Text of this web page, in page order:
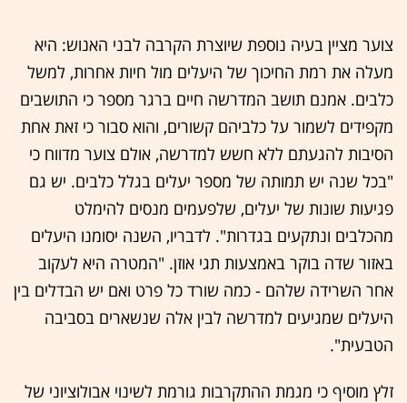
צוער מציין בעיה נוספת שיוצרת הקרבה לבני האנוש: היא
מעלה את רמת החיכוך של היעלים מול חיות אחרות, למשל
כלבים. אמנם תושב המדרשה חיים ברגר מספר כי התושבים
מקפידים לשמור על כלביהם קשורים, והוא סבור כי זאת אחת
הסיבות להגעתם ללא חשש למדרשה, אולם צוער מדווח כי
"בכל שנה יש תמותה של מספר יעלים בגלל כלבים. יש גם
פגיעות שונות של יעלים, שלפעמים מנסים להימלט
מהכלבים ונתקעים בגדרות". לדבריו, השנה יסומנו היעלים
באזור שדה בוקר באמצעות תגי אוזן. "המטרה היא לעקוב
אחר השרידה שלהם - כמה שורד כל פרט ואם יש הבדלים בין
היעלים שמגיעים למדרשה לבין אלה שנשארים בסביבה
הטבעית".
זלץ מוסיף כי מגמת ההתקרבות גורמת לשינוי אבולוציוני של